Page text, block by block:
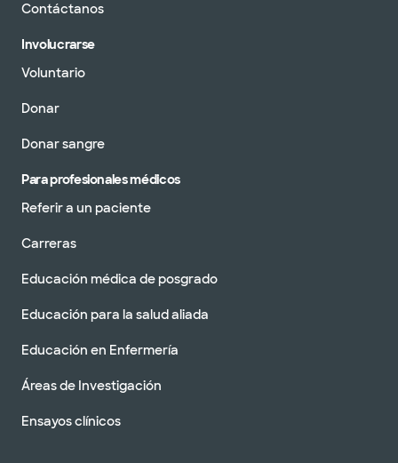
Contáctanos
Involucrarse
Voluntario
Donar
Donar sangre
Para profesionales médicos
Referir a un paciente
Carreras
Educación médica de posgrado
Educación para la salud aliada
Educación en Enfermería
Áreas de Investigación
Ensayos clínicos